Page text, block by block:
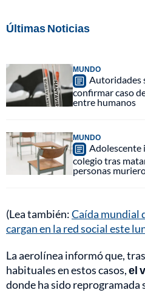
Últimas Noticias
MUNDO
Autoridades
confirmar caso
entre humanos
MUNDO
Adolescente
colegio tras
personas
(Lea también:Caída mundial
cargan en la red social este
La aerolínea informó que,
habituales en estos casos,el
donde ha sido reprogramada